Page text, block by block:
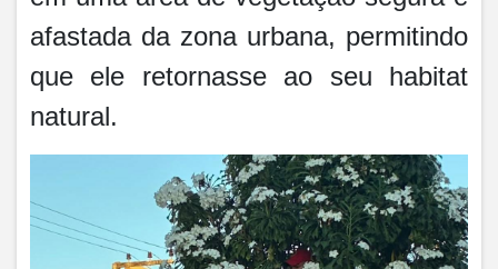
afastada da zona urbana, permitindo
que ele retornasse ao seu habitat
natural.